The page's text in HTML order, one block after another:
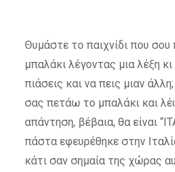
Θυμάστε το παιχνίδι που σου
μπαλάκι λέγοντας μια λέξη
πιάσεις και να πεις μιαν
σας πετάω το μπαλάκι και
απάντηση, βέβαια, θα είναι
πάστα εφευρέθηκε στην
κάτι σαν σημαία της χώρας